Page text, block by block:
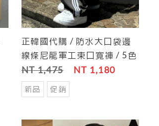
Cart Save
正韓國代購 / 防水大口袋邊
線條尼龍軍工束口寬褲 / 5色
NT 1,475 NT 1,180
新品 促銷